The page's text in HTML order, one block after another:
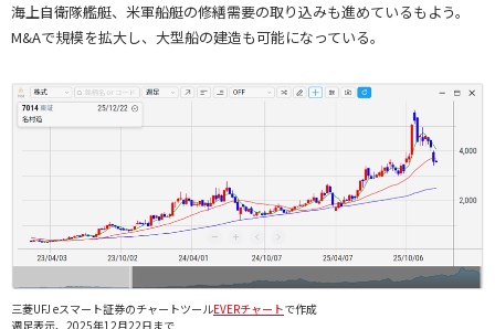
海上自衛隊艦艇、米軍船艇の修繕需要の取り込みも進めているもよう。
M&Aで規模を拡大し、大型船の建造も可能になっている。
三菱UFJ eスマート証券のチャートツールEVERチャートで作成
週足表示、2025年12月22日まで